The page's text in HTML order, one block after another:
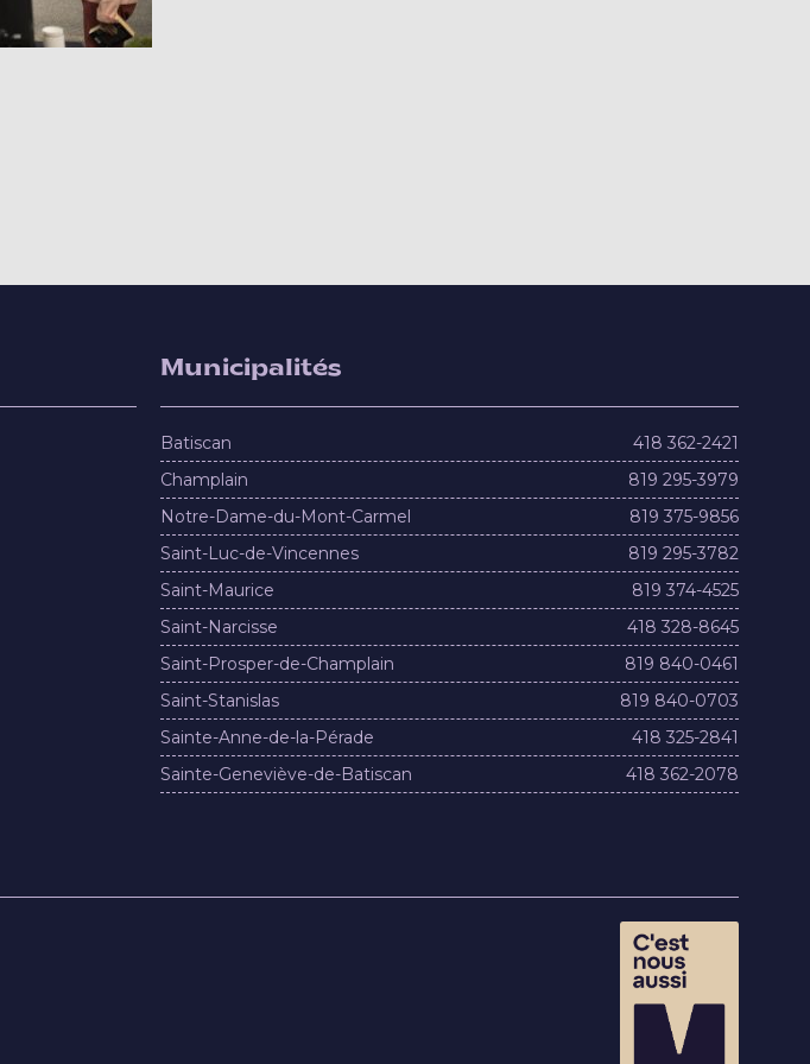
Municipalités
Batiscan
418 362-2421
Champlain
819 295-3979
Notre-Dame-du-Mont-Carmel
819 375-9856
Saint-Luc-de-Vincennes
819 295-3782
Saint-Maurice
819 374-4525
Saint-Narcisse
418 328-8645
Saint-Prosper-de-Champlain
819 840-0461
Saint-Stanislas
819 840-0703
Sainte-Anne-de-la-Pérade
418 325-2841
Sainte-Geneviève-de-Batiscan
418 362-2078